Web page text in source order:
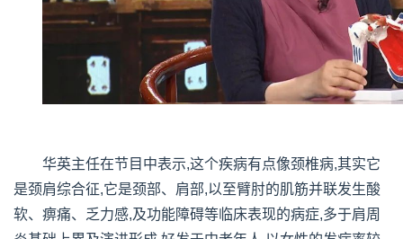
华英主任在节目中表示,这个疾病有点像颈椎病,其实它
是颈肩综合征,它是颈部、肩部,以至臂肘的肌筋并联发生酸
软、痹痛、乏力感,及功能障碍等临床表现的病症,多于肩周